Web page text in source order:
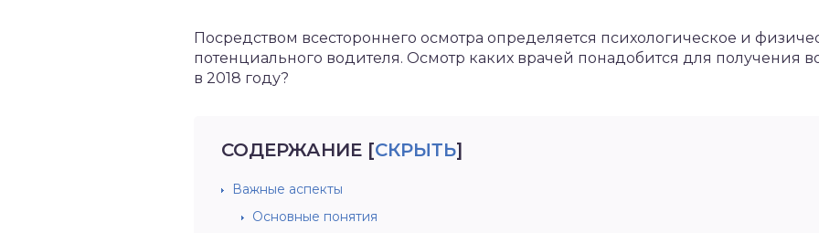
Посредством всестороннего осмотра определяется психологическое и
потенциального водителя. Осмотр каких врачей понадобится для получения
в 2018 году?
СОДЕРЖАНИЕ [СКРЫТЬ]
Важные аспекты
Основные понятия